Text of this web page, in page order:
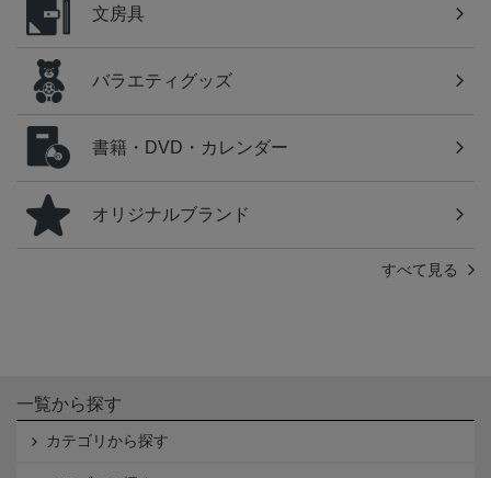
文房具
バラエティグッズ
書籍・DVD・カレンダー
オリジナルブランド
すべて見る
一覧から探す
カテゴリから探す